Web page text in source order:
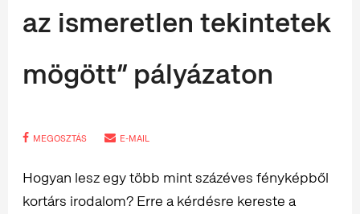
az ismeretlen tekintetek
mögött” pályázaton
MEGOSZTÁS E-MAIL
Hogyan lesz egy több mint százéves fényképből
kortárs irodalom? Erre a kérdésre kereste a